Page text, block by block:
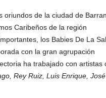
de la ciudad de
Caribeños de la región
los Babies De La
con la gran agrupación
ha trabajado con artistas
Rey Ruiz, Luis Enrique, José